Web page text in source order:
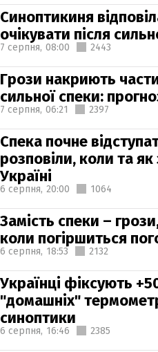
Синоптикиня
очікувати після
7 серпня, 08:00 2443
Грози накриють
сильної спеки:
7 серпня, 06:21 2397
Спека почне
розповіли, коли та
Україні
6 серпня, 20:00 1064
Замість спеки –
коли погіршиться
6 серпня, 18:53 2132
Українці фіксують
"домашніх"
синоптики
6 серпня, 16:46 2385